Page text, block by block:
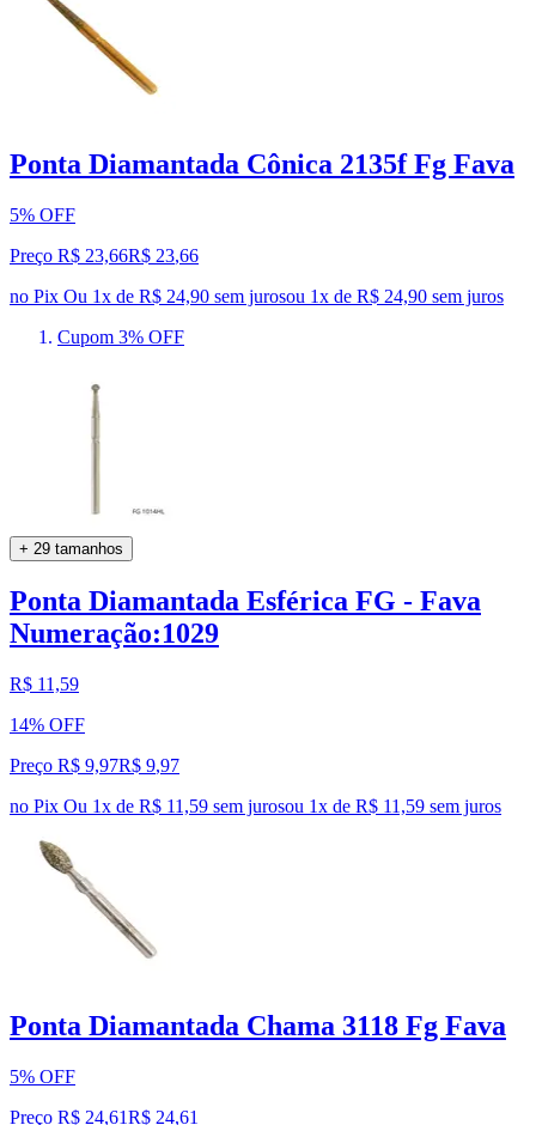
Ponta Diamantada Cônica 2135f Fg Fava
5% OFF
Preço R$ 23,66R$ 23,66
no Pix Ou 1x de R$ 24,90 sem jurosou 1x de R$ 24,90 sem juros
Cupom 3% OFF
+ 29 tamanhos
Ponta Diamantada Esférica FG - Fava
Numeração:1029
R$ 11,59
14% OFF
Preço R$ 9,97R$ 9,97
no Pix Ou 1x de R$ 11,59 sem jurosou 1x de R$ 11,59 sem juros
Ponta Diamantada Chama 3118 Fg Fava
5% OFF
Preço R$ 24,61R$ 24,61